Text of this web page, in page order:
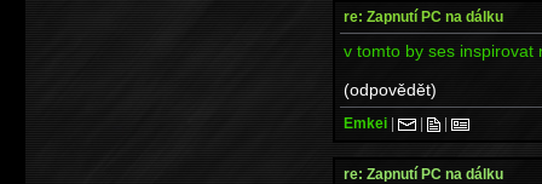
re: Zapnutí PC na dálku
v tomto by ses inspirovat
(odpovědět)
Emkei | | |
re: Zapnutí PC na dálku